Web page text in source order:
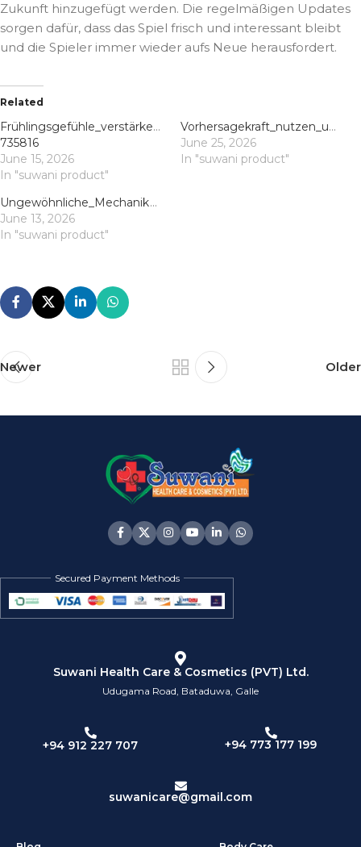
Zukunft hinzugefügt werden. Die regelmäßigen Updates
sorgen dafür, dass das Spiel frisch und interessant bleibt
und die Spieler immer wieder aufs Neue herausfordert.
Related
735816
June 15, 2026
In "suwani product"
Vorhersagekraft_nutzen_um_mit_Sportwetten_langfristig_erfolgreiche_Analysen_zu_e
June 25, 2026
In "suwani product"
Ungewöhnliche_Mechanik_eröffnet_neue_Möglichkeiten_mit_robocat_für_Heim_und
June 13, 2026
In "suwani product"
Newer Older
Secured Payment Methods
Suwani Health Care & Cosmetics (PVT) Ltd.
Udugama Road, Bataduwa, Galle
+94 912 227 707 +94 773 177 199
suwanicare@gmail.com